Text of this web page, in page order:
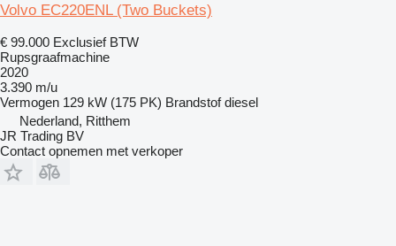
Volvo EC220ENL (Two Buckets)
€ 99.000 Exclusief BTW
Rupsgraafmachine
2020
3.390 m/u
Vermogen 129 kW (175 PK) Brandstof diesel
Nederland, Ritthem
JR Trading BV
Contact opnemen met verkoper